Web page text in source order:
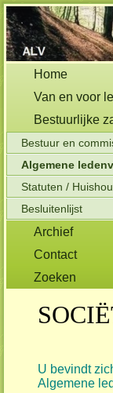
Home
Van en voor
Bestuurlijke
Bestuur en
Algemene
Statuten /
Besluitenlijst
Archief
Contact
Zoeken
U bevindt
Algemene